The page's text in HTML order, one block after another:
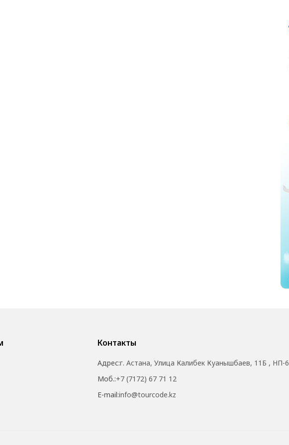
Контакты
Адрес:г. Астана, Улица Калибек Куанышбаев, 11Б , НП-6
Моб.:+7 (7172) 67 71 12
E-mail:info@tourcode.kz